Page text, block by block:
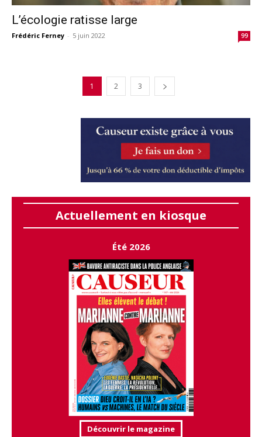
L’écologie ratisse large
Frédéric Ferney - 5 juin 2022 99
1 2 3
Actuellement en kiosque
Été 2026
Découvrir le magazine